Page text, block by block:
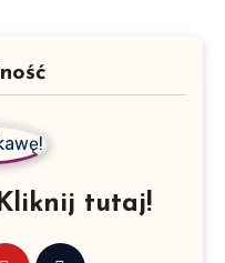
tutaj!